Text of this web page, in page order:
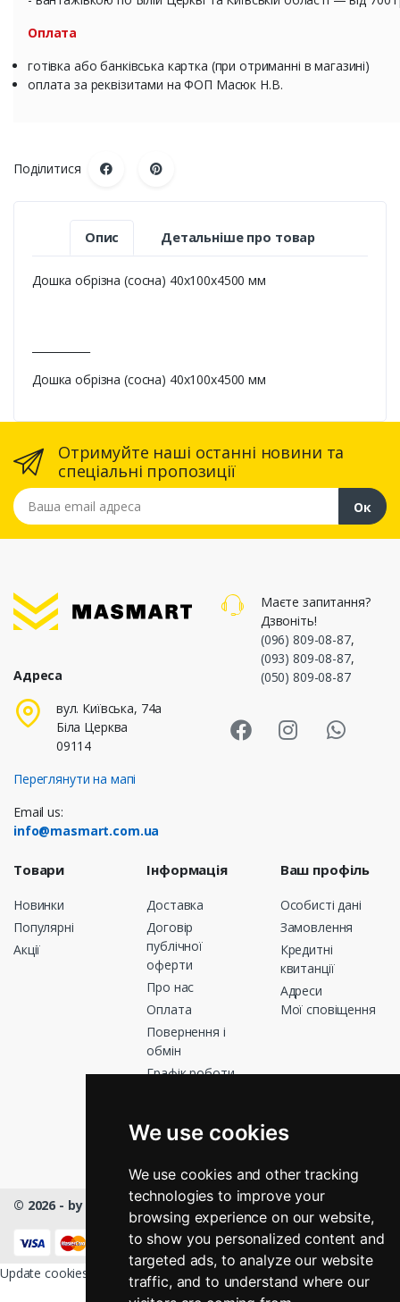
We use cookies
We use cookies and other tracking
technologies to improve your
browsing experience on our website,
to show you personalized content and
targeted ads, to analyze our website
traffic, and to understand where our
Оплата
готівка або банківська картка (при отриманні в магазині)
оплата за реквізитами на ФОП Масюк Н.В.
Поділитися
Опис Детальніше про товар
Дошка обрізна (сосна) 40х100х4500 мм
Дошка обрізна (сосна) 40х100х4500 мм
Отримуйте наші останні новини та
спеціальні пропозиції
Ваша email адреса
Ок
Адреса
вул. Київська, 74а
Біла Церква
09114
Переглянути на мапі
Email us:
info@masmart.com.ua
Маєте запитання?
Дзвоніть!
(096) 809-08-87,
(093) 809-08-87,
(050) 809-08-87
Товари
Новинки
Популярні
Акції
Інформація
Доставка
Договір
публічної
оферти
Про нас
Оплата
Повернення і
обмін
Графік роботи
Магазини
Ваш профіль
Особисті дані
Замовлення
Кредитні
квитанції
Адреси
Мої сповіщення
© 2026 - by Masmart™- All rights Reserved
Update cookies preferences
КНОПКА